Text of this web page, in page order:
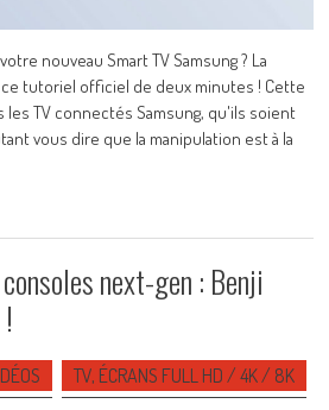
nouveau Smart TV Samsung ? La
tutoriel officiel de deux minutes ! Cette
TV connectés Samsung, qu'ils soient
vous dire que la manipulation est à la
next-gen : Benji
TV, ÉCRANS FULL HD / 4K / 8K